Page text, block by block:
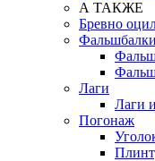
А ТАКЖЕ
Бревно
Фальшбалки
Лаги
Лаги
Погонаж